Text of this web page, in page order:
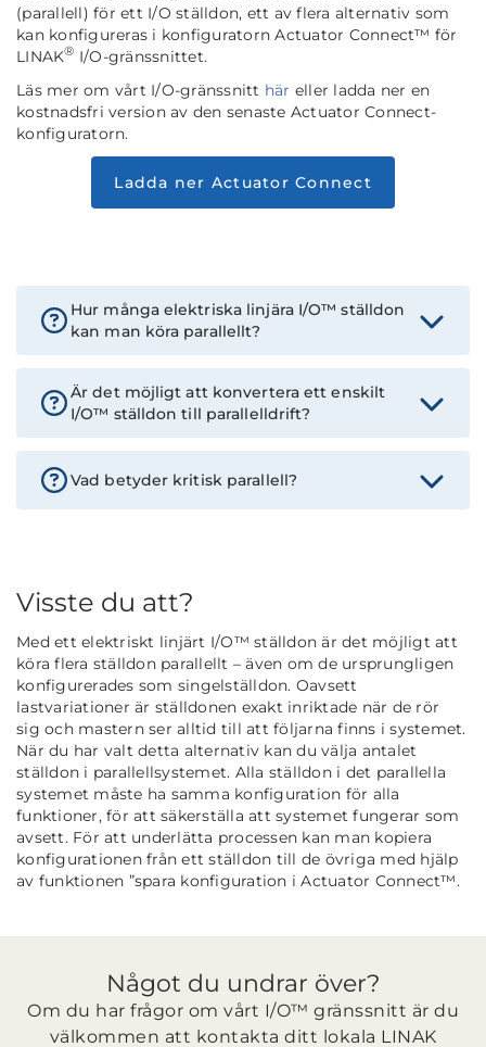
(parallell) för ett I/O ställdon, ett av flera alternativ som
kan konfigureras i konfiguratorn Actuator Connect™ för
LINAK® I/O-gränssnittet.
Läs mer om vårt I/O-gränssnitt här eller ladda ner en
kostnadsfri version av den senaste Actuator Connect-
konfiguratorn.
Ladda ner Actuator Connect
Hur många elektriska linjära I/O™ ställdon
kan man köra parallellt?
Är det möjligt att konvertera ett enskilt
I/O™ ställdon till parallelldrift?
Vad betyder kritisk parallell?
Visste du att?
Med ett elektriskt linjärt I/O™ ställdon är det möjligt att
köra flera ställdon parallellt – även om de ursprungligen
konfigurerades som singelställdon. Oavsett
lastvariationer är ställdonen exakt inriktade när de rör
sig och mastern ser alltid till att följarna finns i systemet.
När du har valt detta alternativ kan du välja antalet
ställdon i parallellsystemet. Alla ställdon i det parallella
systemet måste ha samma konfiguration för alla
funktioner, för att säkerställa att systemet fungerar som
avsett. För att underlätta processen kan man kopiera
konfigurationen från ett ställdon till de övriga med hjälp
av funktionen ”spara konfiguration i Actuator Connect™.
Något du undrar över?
Om du har frågor om vårt I/O™ gränssnitt är du
välkommen att kontakta ditt lokala LINAK